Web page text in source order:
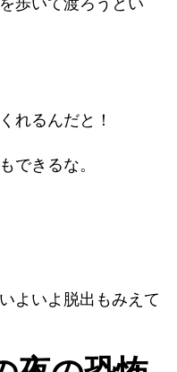
れるんだと！
できるな。
よいよ脱出もみえて